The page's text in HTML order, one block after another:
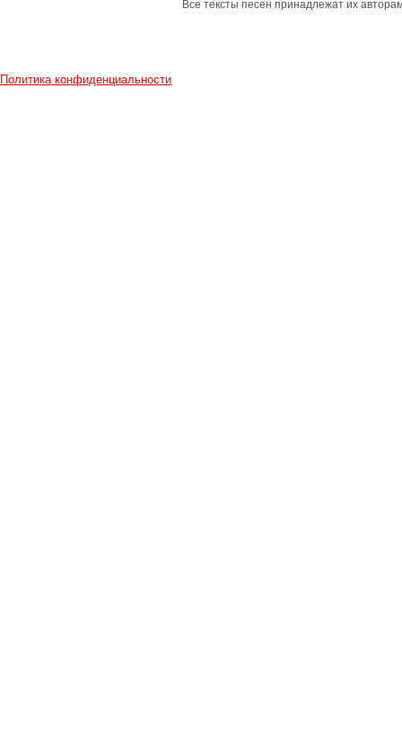
Все тексты песен принадлежат их
Политика конфиденциальности